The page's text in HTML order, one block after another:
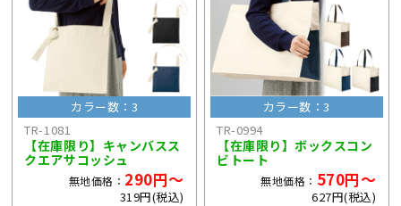
カラー数：3
TR-1081
【在庫限り】キャンバスス
クエアサコッシュ
無地価格： 290円～
319円(税込)
カラー数：3
TR-0994
【在庫限り】ボックスコン
ビトート
無地価格： 570円～
627円(税込)